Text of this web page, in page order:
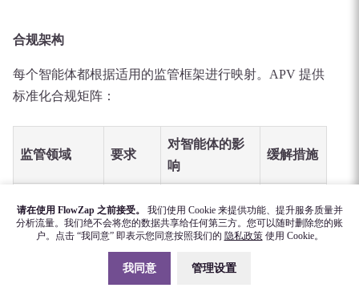
合规架构
每个智能体都根据适用的监管框架进行映射。APV 提供
标准化合规矩阵：
监管领域 要求
对智能体的影
响
缓解措施
GDPR（欧
盟）
化决策
的知情
权
智能体必须以
人类可读形式
记录决策理由
随每个流
程实例存
请在使用 FlowZap 之前接受。
我们使用 Cookie 来提供功能、提升服务质量并
分析流量。我们绝不会将您的数据共享给任何第三方。您可以随时删除您的账
户。点击 “我同意” 即表示您同意按照我们的 隐私政策使用 Cookie。
我同意 管理设置